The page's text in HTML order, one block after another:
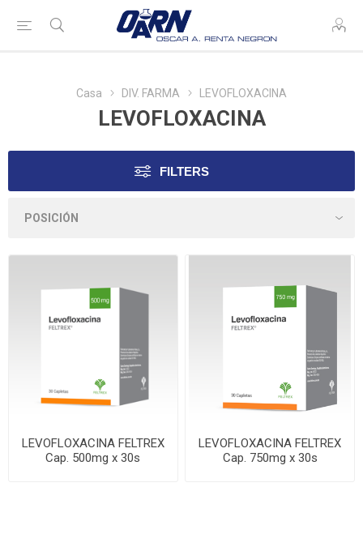
Casa DIV. FARMA LEVOFLOXACINA
LEVOFLOXACINA
FILTERS
LEVOFLOXACINA FELTREX
Cap. 500mg x 30s
LEVOFLOXACINA FELTREX
Cap. 750mg x 30s